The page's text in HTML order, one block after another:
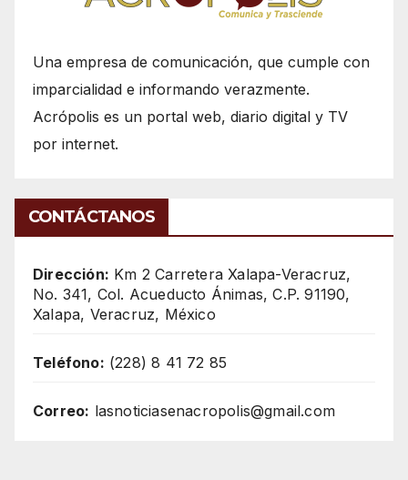
Una empresa de comunicación, que cumple con
imparcialidad e informando verazmente.
Acrópolis es un portal web, diario digital y TV
por internet.
CONTÁCTANOS
Dirección: Km 2 Carretera Xalapa-Veracruz,
No. 341, Col. Acueducto Ánimas, C.P. 91190,
Xalapa, Veracruz, México
Teléfono: (228) 8 41 72 85
Correo: lasnoticiasenacropolis@gmail.com